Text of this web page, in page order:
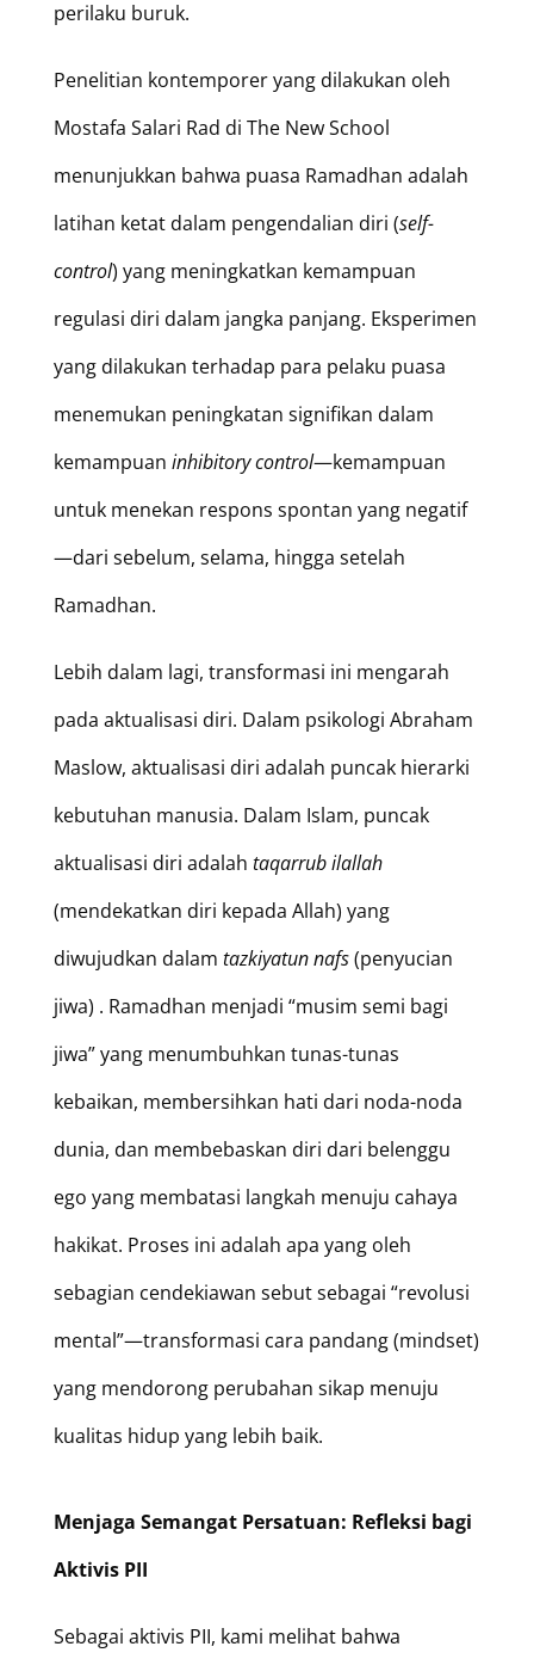
perilaku buruk.
Penelitian kontemporer yang dilakukan oleh
Mostafa Salari Rad di The New School
menunjukkan bahwa puasa Ramadhan adalah
latihan ketat dalam pengendalian diri (self-
control) yang meningkatkan kemampuan
regulasi diri dalam jangka panjang. Eksperimen
yang dilakukan terhadap para pelaku puasa
menemukan peningkatan signifikan dalam
kemampuan inhibitory control—kemampuan
untuk menekan respons spontan yang negatif
—dari sebelum, selama, hingga setelah
Ramadhan.
Lebih dalam lagi, transformasi ini mengarah
pada aktualisasi diri. Dalam psikologi Abraham
Maslow, aktualisasi diri adalah puncak hierarki
kebutuhan manusia. Dalam Islam, puncak
aktualisasi diri adalah taqarrub ilallah
(mendekatkan diri kepada Allah) yang
diwujudkan dalam tazkiyatun nafs(penyucian
jiwa) . Ramadhan menjadi “musim semi bagi
jiwa” yang menumbuhkan tunas-tunas
kebaikan, membersihkan hati dari noda-noda
dunia, dan membebaskan diri dari belenggu
ego yang membatasi langkah menuju cahaya
hakikat. Proses ini adalah apa yang oleh
sebagian cendekiawan sebut sebagai “revolusi
mental”—transformasi cara pandang (mindset)
yang mendorong perubahan sikap menuju
kualitas hidup yang lebih baik.
Menjaga Semangat Persatuan: Refleksi bagi
Aktivis PII
Sebagai aktivis PII, kami melihat bahwa